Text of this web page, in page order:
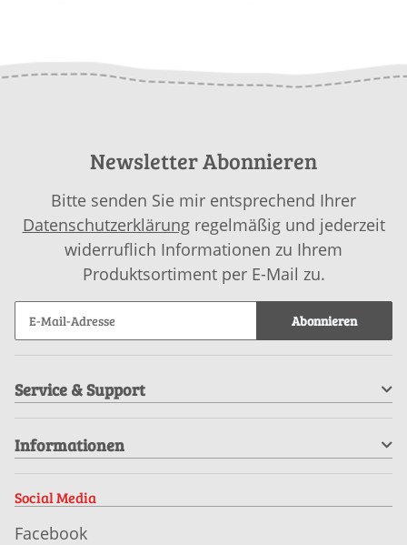
Newsletter Abonnieren
Bitte senden Sie mir entsprechend Ihrer
Datenschutzerklärungregelmäßig und jederzeit
widerruflich Informationen zu Ihrem
Produktsortiment per E-Mail zu.
Abonnieren
Service & Support
Informationen
Social Media
Facebook